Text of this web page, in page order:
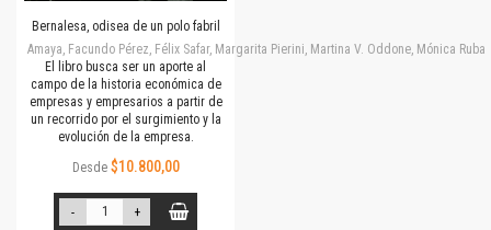
Bernalesa, odisea de un polo fabril
Amaya, Facundo Pérez, Félix Safar, Margarita Pierini, Martina V. Oddone, Mónica
El libro busca ser un aporte al
campo de la historia económica de
empresas y empresarios a partir de
un recorrido por el surgimiento y la
evolución de la empresa.
Desde $10.800,00
- +